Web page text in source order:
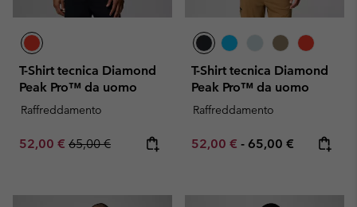
T-Shirt tecnica Diamond
Peak Pro™ da uomo
Raffreddamento
Sale price:
52,00 € Regular price:
65,00 €
T-Shirt tecnica Diamond
Peak Pro™ da uomo
Raffreddamento
Minimum sale price:
52,00 € - Maximum price:
65,00 €